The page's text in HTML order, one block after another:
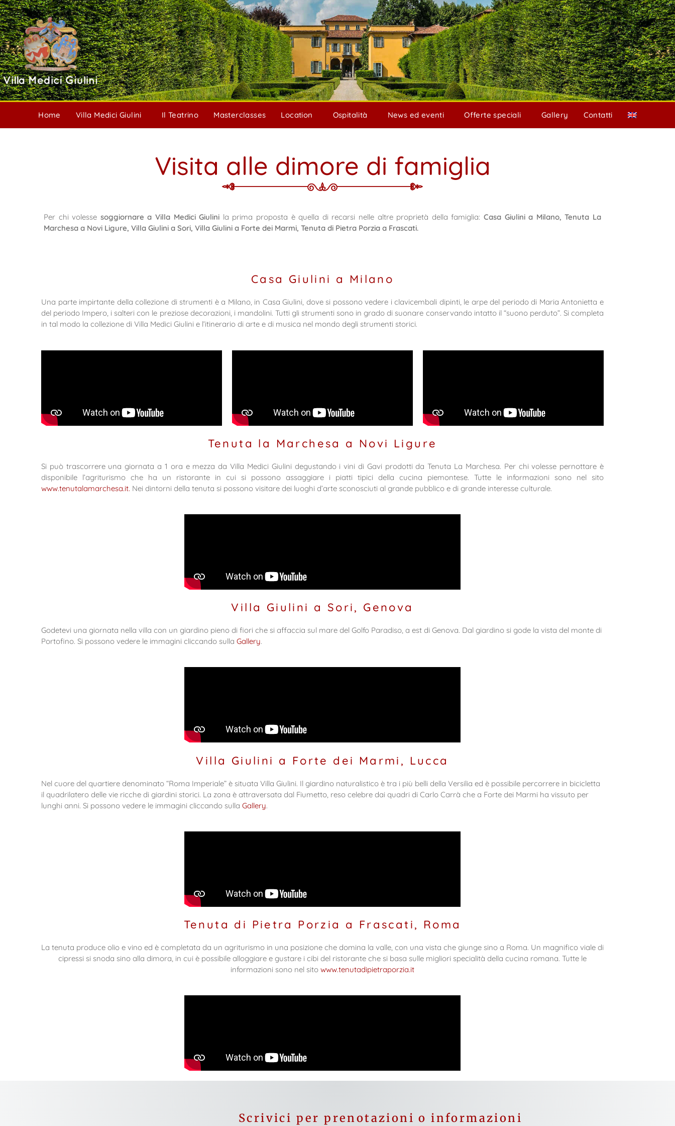
Home Villa Medici Giulini Il Teatrino Masterclasses Location Ospitalità News ed eventi Offerte speciali Gallery Contatti
Visita alle dimore di famiglia
Per chi volesse soggiornare a Villa Medici Giulini la prima proposta è quella di recarsi nelle altre proprietà della famiglia:Casa Giulini a Milano, Tenuta La
Marchesa a Novi Ligure, Villa Giulini a Sori, Villa Giulini a Forte dei Marmi, Tenuta di Pietra Porzia a Frascati.
Casa Giulini a Milano
Una parte impirtante della collezione di strumenti è a Milano, in Casa Giulini, dove si possono vedere i clavicembali dipinti, le arpe del periodo di Maria Antonietta e
del periodo Impero, i salteri con le preziose decorazioni, i mandolini. Tutti gli strumenti sono in grado di suonare conservando intatto il “suono perduto”. Si completa
in tal modo la collezione di Villa Medici Giulini e l’itinerario di arte e di musica nel mondo degli strumenti storici.
Tenuta la Marchesa a Novi Ligure
Si può trascorrere una giornata a 1 ora e mezza da Villa Medici Giulini degustando i vini di Gavi prodotti da Tenuta La Marchesa. Per chi volesse pernottare è
disponibile l’agriturismo che ha un ristorante in cui si possono assaggiare i piatti tipici della cucina piemontese. Tutte le informazioni sono nel sito
www.tenutalamarchesa.it. Nei dintorni della tenuta si possono visitare dei luoghi d’arte sconosciuti al grande pubblico e di grande interesse culturale.
Villa Giulini a Sori, Genova
Godetevi una giornata nella villa con un giardino pieno di fiori che si affaccia sul mare del Golfo Paradiso, a est di Genova. Dal giardino si gode la vista del monte di
Portofino. Si possono vedere le immagini cliccando sulla Gallery.
Villa Giulini a Forte dei Marmi, Lucca
Nel cuore del quartiere denominato “Roma Imperiale” è situata Villa Giulini. Il giardino naturalistico è tra i più belli della Versilia ed è possibile percorrere in bicicletta
il quadrilatero delle vie ricche di giardini storici. La zona è attraversata dal Fiumetto, reso celebre dai quadri di Carlo Carrà che a Forte dei Marmi ha vissuto per
lunghi anni. Si possono vedere le immagini cliccando sulla Gallery.
Tenuta di Pietra Porzia a Frascati, Roma
La tenuta produce olio e vino ed è completata da un agriturismo in una posizione che domina la valle, con una vista che giunge sino a Roma. Un magnifico viale di
cipressi si snoda sino alla dimora, in cui è possibile alloggiare e gustare i cibi del ristorante che si basa sulle migliori specialità della cucina romana. Tutte le
informazioni sono nel sito www.tenutadipietraporzia.it
Scrivici per prenotazioni o informazioni